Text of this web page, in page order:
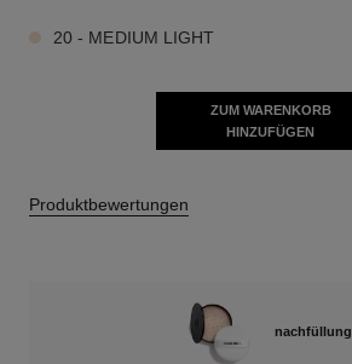
20 - MEDIUM LIGHT
ZUM WARENKORB
HINZUFÜGEN
Produktbewertungen
nachfüllung